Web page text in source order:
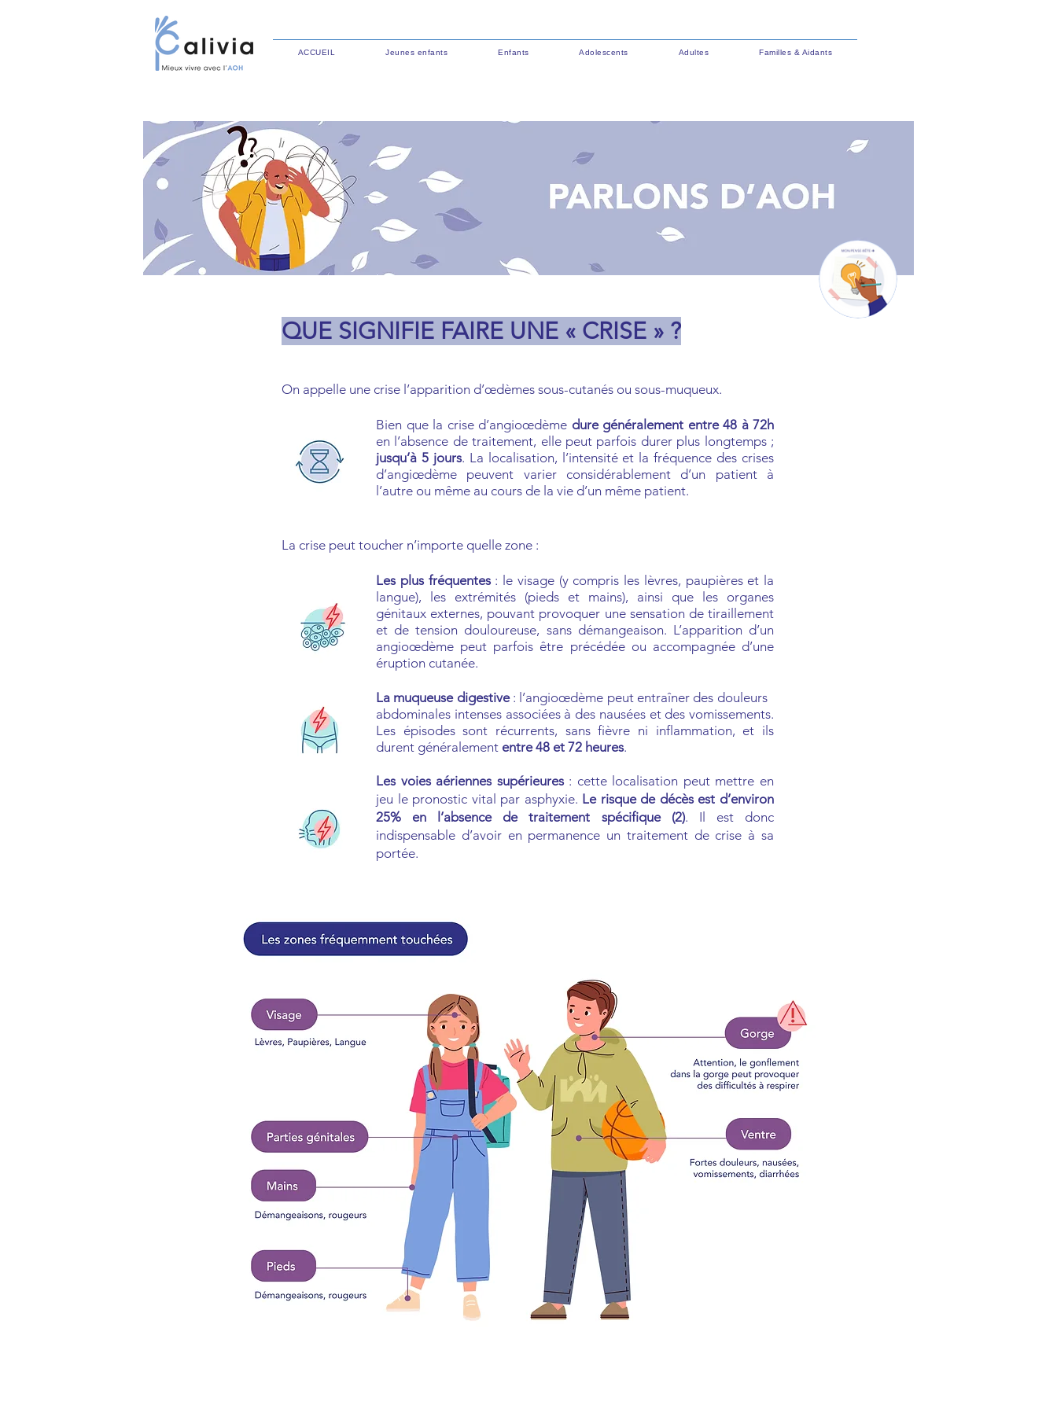
ACCUEIL Jeunes enfants Enfants Adolescents Adultes Familles & Aidants
QUE SIGNIFIE FAIRE UNE « CRISE » ?
On appelle une crise l’apparition d’œdèmes sous-cutanés ou sous-muqueux.
Bien que la crise d’angioœdème dure généralement entre 48 à 72h
en l’absence de traitement, elle peut parfois durer plus longtemps ;
jusqu’à 5 jours. La localisation, l’intensité et la fréquence des crises
d’angiœdème peuvent varier considérablement d’un patient à
l’autre ou même au cours de la vie d’un même patient.
La crise peut toucher n’importe quelle zone :
Les plus fréquentes: le visage (y compris les lèvres, paupières et la
langue), les extrémités (pieds et mains), ainsi que les organes
génitaux externes, pouvant provoquer une sensation de tiraill ement
et de tension douloureuse, sans démangeaison. L’apparition d’un
angioœdème peut parfois être précédée ou accompagnée d’une
éruption cutanée.
La muqueuse digestive : l’angioœdème peut entraîner des douleurs
abdominales intenses associées à des nausées et des vomissements.
Les épisodes sont récurrents, sans fièvre ni inflammation, et ils
durent généralement entre 48 et 72 heures.
Les voies aériennes supérieures: cette localisation peut mettre en
jeu le pronostic vital par asphyxie. Le risque de décès est d’environ
25% en l’absence de traitement spécifique (2). Il est donc
indispensable d’avoir en permanence un traitement de crise à sa
portée.